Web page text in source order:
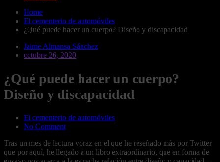
Home
El cementerio de automóviles
¿Qué puede hacer un cuerpo? Diseño y discapacidad
Jaime Almansa Sánchez
octubre 26, 2020
¿Qué puede hacer un cuerpo?
Diseño y discapacidad
El cementerio de automóviles
No Comment
Tras un mes de lectura voraz en el que he reseñado más por Twitter
que por aquí, he llegado a un libro extraordinario, que en forma de